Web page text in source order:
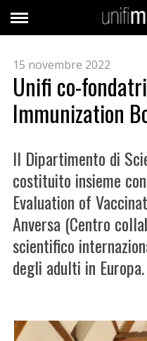
15 novembre 2022
Unifi co-
Immunization
Il Dipartimento di
costituito insieme
Evaluation of
Anversa (Centro
scientifico
degli adulti in Europa.